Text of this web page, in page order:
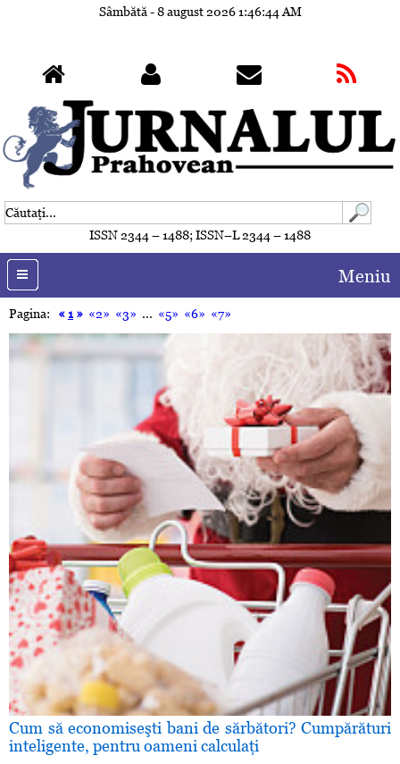
Sâmbătă - 8 august 20261:46:47 AM
ISSN 2344 – 1488; ISSN–L 2344 – 1488
Meniu
Pagina: «1» «2» «3» ... «5» «6» «7»
Cum să economiseşti bani de sărbători? Cumpărături
inteligente, pentru oameni calculaţi